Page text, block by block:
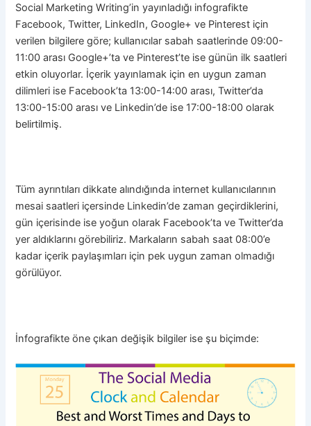
Social Marketing Writing’in yayınladığı infografikte
Facebook, Twitter, LinkedIn, Google+ ve Pinterest için
verilen bilgilere göre; kullanıcılar sabah saatlerinde 09:00-
11:00 arası Google+’ta ve Pinterest’te ise günün ilk saatleri
etkin oluyorlar. İçerik yayınlamak için en uygun zaman
dilimleri ise Facebook’ta 13:00-14:00 arası, Twitter’da
13:00-15:00 arası ve Linkedin’de ise 17:00-18:00 olarak
belirtilmiş.
Tüm ayrıntıları dikkate alındığında internet kullanıcılarının
mesai saatleri içersinde Linkedin’de zaman geçirdiklerini,
gün içerisinde ise yoğun olarak Facebook’ta ve Twitter’da
yer aldıklarını görebiliriz. Markaların sabah saat 08:00’e
kadar içerik paylaşımları için pek uygun zaman olmadığı
görülüyor.
İnfografikte öne çıkan değişik bilgiler ise şu biçimde: